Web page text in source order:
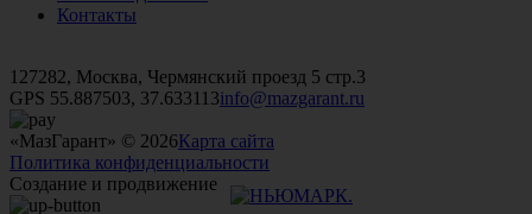
Контакты
127282, Москва, Чермянский проезд 5 стр.3
GPS 55.887503, 37.633113info@mazgarant.ru
«МазГарант» © 2026Карта сайта
Политика конфиденциальности
Создание и продвижение